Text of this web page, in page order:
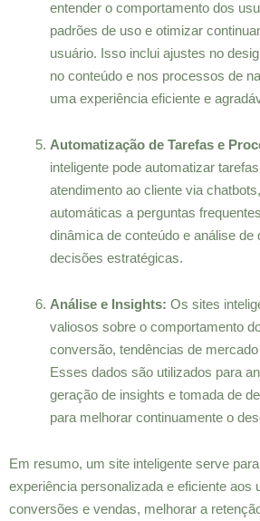
entender o comportamento dos
padrões de uso e otimizar
usuário. Isso inclui ajustes no
no conteúdo e nos processos de
uma experiência eficiente e
Automatização de Tarefas e
inteligente pode automatizar
atendimento ao cliente via
automáticas a perguntas
dinâmica de conteúdo e análise de
decisões estratégicas.
Análise e Insights: Os sites
valiosos sobre o comportamento
conversão, tendências de
Esses dados são utilizados para
geração de insights e tomada de
para melhorar continuamente o
Em resumo, um site inteligente serve
experiência personalizada e eficiente aos
conversões e vendas, melhorar a